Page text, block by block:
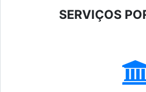
SERVIÇOS